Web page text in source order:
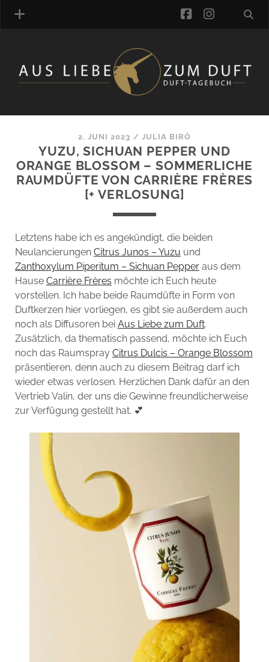
MANUFAKTUREN
KOMMENTARE
KATEGORIEN
SCHLAGWORTE
ONLINE-SHOP
DAS ALZD-TEAM
facebook
2. JUNI 2023 / JULIA BIRÓ
YUZU, SICHUAN PEPPER UND
ORANGE BLOSSOM – SOMMERLICHE
RAUMDÜFTE VON CARRIÈRE FRÈRES
[+ VERLOSUNG]
Letztens habe ich es angekündigt, die beiden
Neulancierungen Citrus Junos – Yuzu und
Zanthoxylum Piperitum – Sichuan Pepperaus dem
Hause Carrière Frères möchte ich Euch heute
vorstellen. Ich habe beide Raumdüfte in Form von
Duftkerzen hier vorliegen, es gibt sie außerdem auch
noch als Diffusoren bei Aus Liebe zum Duft.
Zusätzlich, da thematisch passend, möchte ich Euch
noch das Raumspray Citrus Dulcis – Orange Blossom
präsentieren, denn auch zu diesem Beitrag darf ich
wieder etwas verlosen. Herzlichen Dank dafür an den
Vertrieb Valin, der uns die Gewinne freundlicherweise
zur Verfügung gestellt hat. 💕